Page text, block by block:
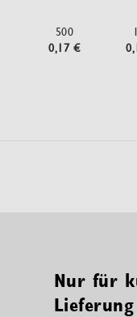
500
0,17 €
Nur für